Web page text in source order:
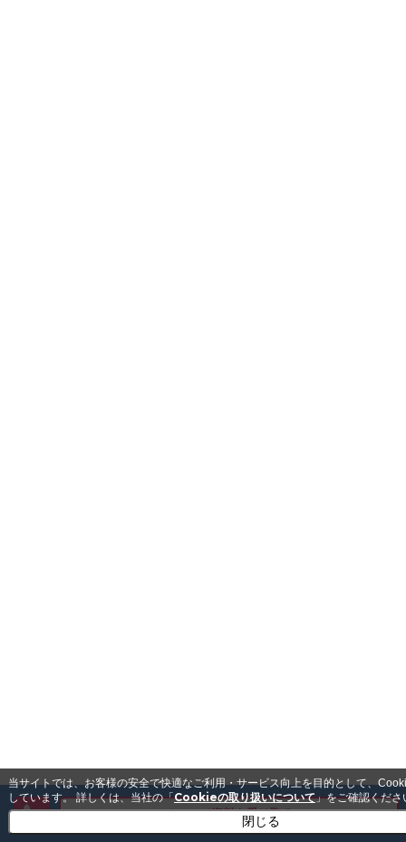
メールで資料を受け取る
当サイトでは、お客様の安全で快適なご利用・サービス向上を目的として、
しています。詳しくは、当社の「Cookieの取り扱いについて」をご確認くださ
閉じる